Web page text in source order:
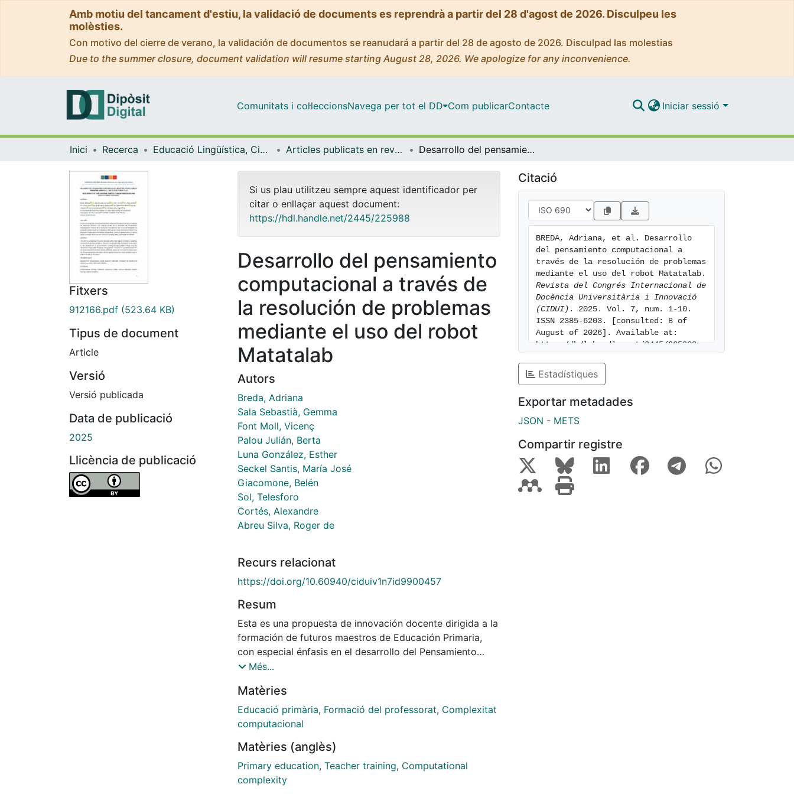
Amb motiu del tancament d'estiu, la validació de documents es reprendrà a partir del 28 d'agost de 2026. Disculpeu les
molèsties.
Con motivo del cierre de verano, la validación de documentos se reanudará a partir del 28 de agosto de 2026. Disculpad las molestias
Due to the summer closure, document validation will resume starting August 28, 2026. We apologize for any inconvenience.
Comunitats i col·leccionsNavega per tot el DD Com publicarContacte Iniciar sessió
Inici Recerca Educació Lingüística, Científica i Matemàtica Articles publicats en revistes (Educació Lingüística, Científica i Matemàtica) Desarrollo del pensamiento computacional a través de la resolución de problemas mediante el uso del robot Matatalab
Fitxers
912166.pdf (523.64 KB)
Tipus de document
Article
Versió
Versió publicada
Data de publicació
2025
Llicència de publicació
Si us plau utilitzeu sempre aquest identificador per
citar o enllaçar aquest document:
https://hdl.handle.net/2445/225988
Desarrollo del pensamiento
computacional a través de
la resolución de problemas
mediante el uso del robot
Matatalab
Autors
Breda, Adriana
Sala Sebastià, Gemma
Font Moll, Vicenç
Palou Julián, Berta
Luna González, Esther
Seckel Santis, María José
Giacomone, Belén
Sol, Telesforo
Cortés, Alexandre
Abreu Silva, Roger de
Recurs relacionat
https://doi.org/10.60940/ciduiv1n7id9900457
Resum
Esta es una propuesta de innovación docente dirigida a la
formación de futuros maestros de Educación Primaria,
con especial énfasis en el desarrollo del Pensamiento
Computacional a través de la resolución de problemas
estudiantes del segundo curso del Grado de Maestro en
Educación Primaria de la Universitat de Barcelona. Como
perspectiva futura, se planea aplicar la lección en el curso
Més...
Matèries
Educació primària, Formació del professorat, Complexitat
computacional
Matèries (anglès)
Primary education, Teacher training, Computational
complexity
Citació
BREDA, Adriana, et al. Desarrollo
del pensamiento computacional a
través de la resolución de problemas
Revista del Congrés Internacional de
Docència Universitària i Innovació
(CIDUI) . 2025. Vol. 7, num. 1-10.
ISSN 2385-6203. [consulted: 8 of
August of 2026]. Available at:
https://hdl.handle.net/2445/225988
Estadístiques
Exportar metadades
JSON - METS
Compartir registre